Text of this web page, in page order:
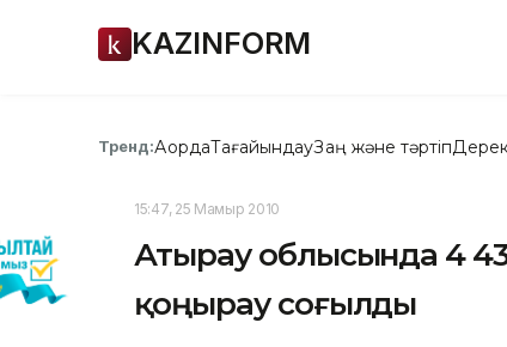
KAZINFORM
Тренд:АқордаТағайындауЗаң және тәртіп
15:47, 25 Мамыр 2010
Атырау облысында 4
қоңырау соғылды